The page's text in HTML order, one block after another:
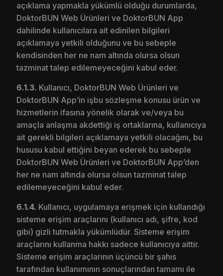
açıklama yapmakla yükümlü olduğu durumlarda,
DoktorBUN Web Ürünleri ve DoktorBUN App
dahilinde kullanıcılara ait edinilen bilgileri
açıklamaya yetkili olduğunu ve bu sebeple
kendisinden her ne nam altında olursa olsun
tazminat talep edilemeyeceğini kabul eder.
6.1.3. Kullanıcı, DoktorBUN Web Ürünleri ve
DoktorBUN App’in işbu sözleşme konusu ürün ve
hizmetlerin ifasına yönelik olarak ve/veya bu
amaçla anlaşma akdettiği iş ortaklarına, kullanıcıya
ait gerekli bilgileri açıklamaya yetkili olacağını, bu
hususu kabul ettiğini beyan ederek bu sebeple
DoktorBUN Web Ürünleri ve DoktorBUN App’den
her ne nam altında olursa olsun tazminat talep
edilemeyeceğini kabul eder.
6.1.4. Kullanıcı, uygulamaya erişmek için kullandığı
sisteme erişim araçlarını (kullanıcı adı, şifre, kod
gibi) gizli tutmakla yükümlüdür. Sisteme erişim
araçlarını kullanma hakkı sadece kullanıcıya aittir.
Sisteme erişim araçlarının üçüncü bir şahıs
tarafından kullanımının sonuçlarından tamamı ile